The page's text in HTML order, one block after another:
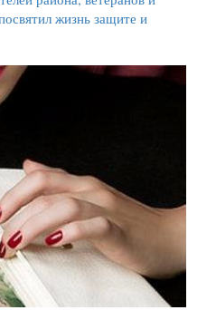
жизнь защите и